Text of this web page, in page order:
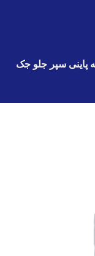
پاينی سپر جلو جک